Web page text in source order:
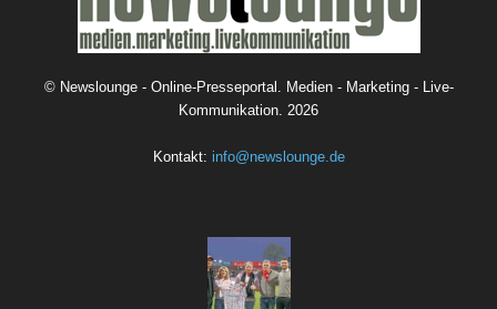
© Newslounge - Online-Presseportal. Medien - Marketing - Live-
Kommunikation. 2026
Kontakt: info@newslounge.de